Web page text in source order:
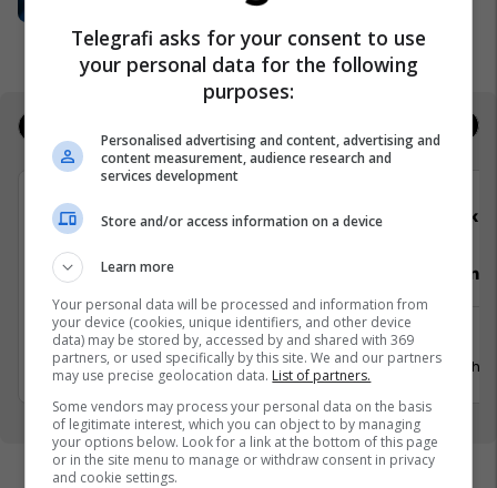
sektorin privat
UBT
Telegrafi
Video Editor/Kameraman (3 pozita)
Prishtinë
20 Korrik 2026
Punëtor në
20 Gusht
Telegrafi asks for your consent to use
your personal data for the following
purposes:
Personalised advertising and content, advertising and
content measurement, audience research and
services development
Store and/or access information on a device
Learn more
Your personal data will be processed and information from
your device (cookies, unique identifiers, and other device
data) may be stored by, accessed by and shared with 369
partners, or used specifically by this site. We and our partners
may use precise geolocation data. List of partners.
Some vendors may process your personal data on the basis
of legitimate interest, which you can object to by managing
your options below. Look for a link at the bottom of this page
or in the site menu to manage or withdraw consent in privacy
and cookie settings.